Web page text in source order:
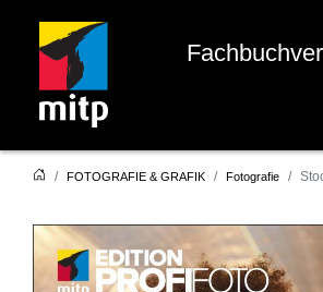
FOTOGRAFIE & GRAFIK Fotografie